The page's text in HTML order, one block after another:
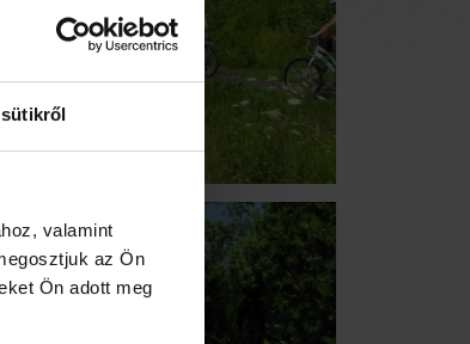
valamint
az Ön
Ön adott meg